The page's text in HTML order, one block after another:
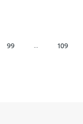
99 ... 109